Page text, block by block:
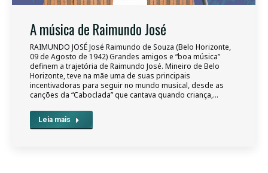
A música de Raimundo José
RAIMUNDO JOSÉ José Raimundo de Souza (Belo Horizonte,
09 de Agosto de 1942) Grandes amigos e “boa música”
definem a trajetória de Raimundo José. Mineiro de Belo
Horizonte, teve na mãe uma de suas principais
incentivadoras para seguir no mundo musical, desde as
canções da “Caboclada” que cantava quando criança,…
Leia mais